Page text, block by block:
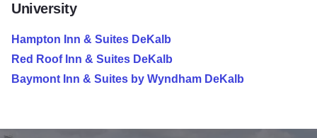
University
Hampton Inn & Suites DeKalb
Red Roof Inn & Suites DeKalb
Baymont Inn & Suites by Wyndham DeKalb